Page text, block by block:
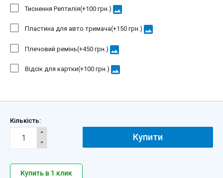
Тиснення Рептилія(+100 грн.) image
Пластина для авто тримача(+150 грн.) image
Плечовий ремінь(+450 грн.) image
Відсік для картки(+100 грн.) image
Кількість:
Купити
Купить в 1 клик